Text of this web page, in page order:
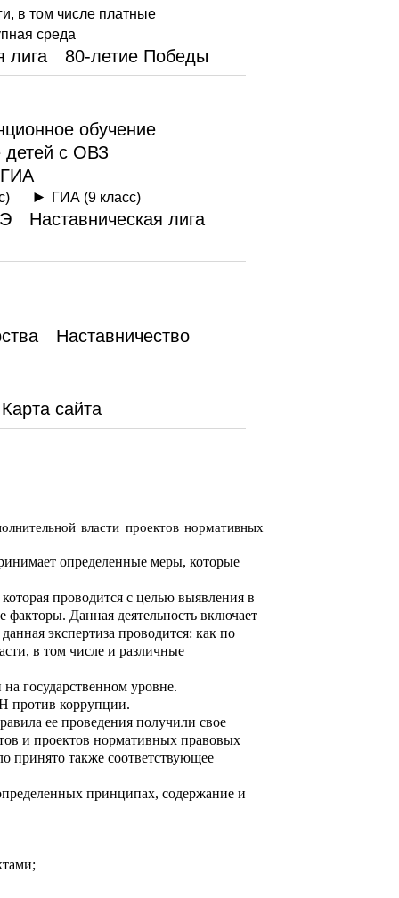
в том числе платные
среда
лига 80-летие Победы
обучение
детей с ОВЗ
ГИА
ГИА (9 класс)
Наставническая лига
Наставничество
Карта сайта
власти проектов нормативных
определенные меры, которые
проводится с целью выявления в
Данная деятельность включает
экспертиза проводится: как по
в том числе и различные
государственном уровне.
против коррупции.
ее проведения получили свое
и проектов нормативных правовых
принято также соответствующее
принципах, содержание и